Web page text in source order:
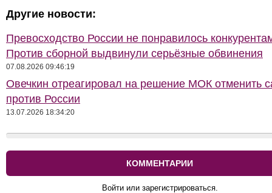
Другие новости:
Превосходство России не понравилось
Против сборной выдвинули серьёзные обвинения
07.08.2026 09:46:19
Овечкин отреагировал на решение МОК отменить
против России
13.07.2026 18:34:20
КОММЕНТАРИИ
Войти или зарегистрироваться.